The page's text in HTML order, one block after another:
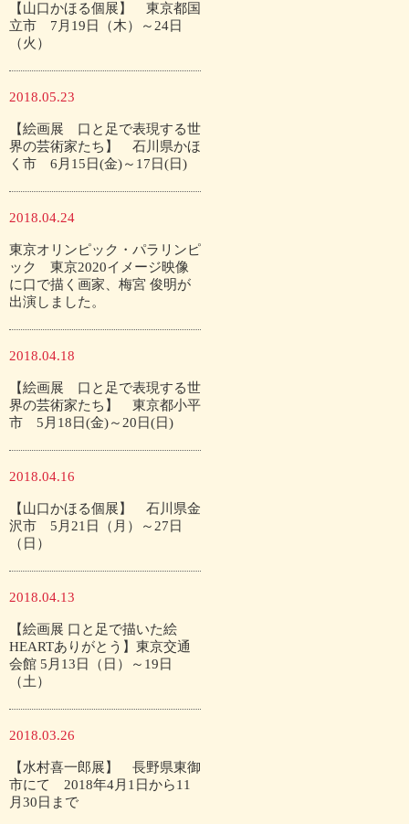
【山口かほる個展】 東京都国
立市 7月19日（木）～24日
（火）
2018.05.23
【絵画展 口と足で表現する世
界の芸術家たち】 石川県かほ
く市 6月15日(金)～17日(日)
2018.04.24
東京オリンピック・パラリンピ
ック 東京2020イメージ映像
に口で描く画家、梅宮 俊明が
出演しました。
2018.04.18
【絵画展 口と足で表現する世
界の芸術家たち】 東京都小平
市 5月18日(金)～20日(日)
2018.04.16
【山口かほる個展】 石川県金
沢市 5月21日（月）～27日
（日）
2018.04.13
【絵画展 口と足で描いた絵
HEARTありがとう】東京交通
会館 5月13日（日）～19日
（土）
2018.03.26
【水村喜一郎展】 長野県東御
市にて 2018年4月1日から11
月30日まで